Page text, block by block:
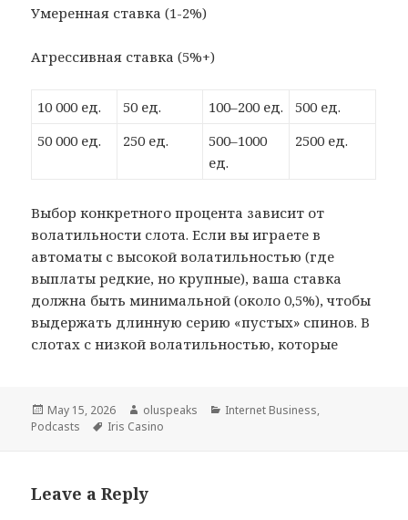
Умеренная ставка (1-2%)
Агрессивная ставка (5%+)
10 000 ед. 50 ед. 100–200 ед.
500 ед.
50 000 ед.
250 ед.
500–1000
ед.
2500 ед.
Выбор конкретного процента зависит от
волатильности слота. Если вы играете в
автоматы с высокой волатильностью (где
выплаты редкие, но крупные), ваша ставка
должна быть минимальной (около 0,5%), чтобы
выдержать длинную серию «пустых» спинов. В
слотах с низкой волатильностью, которые
Posted
on
May 15, 2026 Author
oluspeaks Categories
Internet Business,
Podcasts
Tags
Iris Casino
Leave a Reply